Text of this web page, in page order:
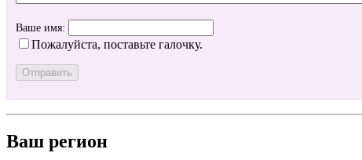
Ваше имя:
Пожалуйста, поставьте галочку.
Ваш регион